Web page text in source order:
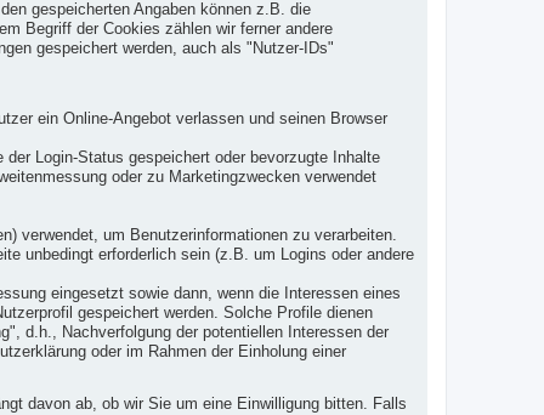
gespeicherten Angaben können z.B. die
Begriff der Cookies zählen wir ferner andere
gespeichert werden, auch als "Nutzer-IDs"
ein Online-Angebot verlassen und seinen Browser
Login-Status gespeichert oder bevorzugte Inhalte
oder zu Marketingzwecken verwendet
verwendet, um Benutzerinformationen zu verarbeiten.
unbedingt erforderlich sein (z.B. um Logins oder andere
eingesetzt sowie dann, wenn die Interessen eines
gespeichert werden. Solche Profile dienen
d.h., Nachverfolgung der potentiellen Interessen der
oder im Rahmen der Einholung einer
davon ab, ob wir Sie um eine Einwilligung bitten. Falls